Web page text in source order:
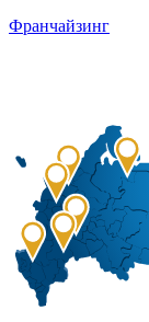
Франчайзинг